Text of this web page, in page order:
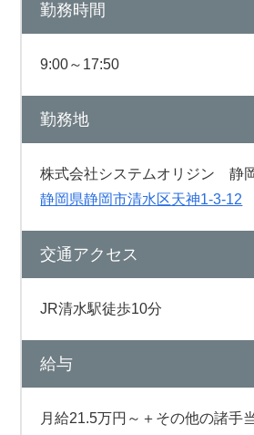
勤務時間
9:00～17:50
勤務地
株式会社システムオリジン 静
静岡県静岡市清水区天神1-3-12
交通アクセス
JR清水駅徒歩10分
給与
月給21.5万円～＋その他の諸手